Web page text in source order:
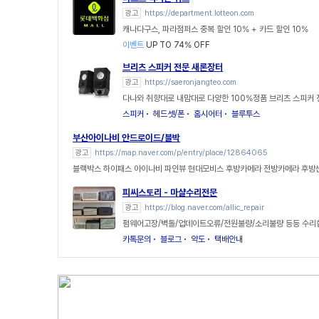
광고 https://department.lotteon.com
캐나다구스, 파라점퍼스 중복 할인 10% + 카드 할인 10%
이벤트 UP TO 74% OFF
브리츠 스피커 전문 새론장터
광고 https://saeronjangteo.com
다나와 취향대로 내맘대로 다양한 100%정품 브리츠 스피커
스피커
헤드셋/폰 홈시어터 블루투스
부산아이나비 안드로이드/블박
광고 https://map.naver.com/p/entry/place/12864065
블랙박스 하이패스 아이나비 파인뷰 현대모비스 후방카메라 전방카메라 후방
피씨스토리 - 마샬수리전문
광고 https://blog.naver.com/allic_repair
펌웨어고장/벽돌/업데이트오류/전원불량/소리불량 등등 수리
카톡문의
블로그 약도 택배안내